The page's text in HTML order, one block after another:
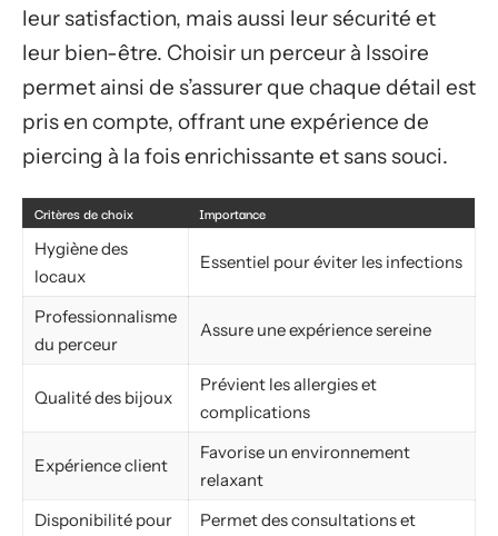
leur satisfaction, mais aussi leur sécurité et
leur bien-être. Choisir un perceur à Issoire
permet ainsi de s’assurer que chaque détail est
pris en compte, offrant une expérience de
piercing à la fois enrichissante et sans souci.
Critères de choix
Importance
Hygiène des
locaux
Essentiel pour éviter les infections
Professionnalisme
du perceur
Assure une expérience sereine
Qualité des bijoux
Prévient les allergies et
complications
Expérience client
Favorise un environnement
relaxant
Disponibilité pour
Permet des consultations et